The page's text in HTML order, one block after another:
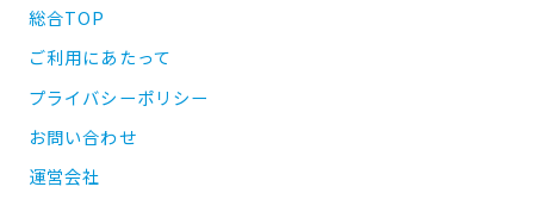
総合TOP
ご利用にあたって
プライバシーポリシー
お問い合わせ
運営会社